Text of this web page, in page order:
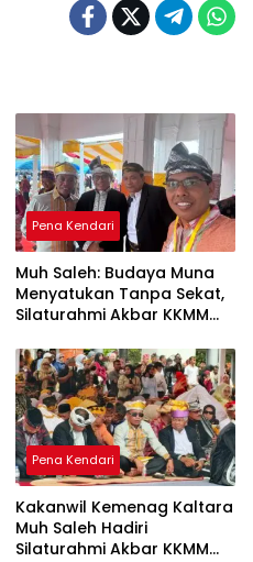
Pena Kendari
Muh Saleh: Budaya Muna
Menyatukan Tanpa Sekat,
Silaturahmi Akbar KKMM
Persaudaraan
Pena Kendari
Kakanwil Kemenag Kaltara
Muh Saleh Hadiri
Silaturahmi Akbar KKMM